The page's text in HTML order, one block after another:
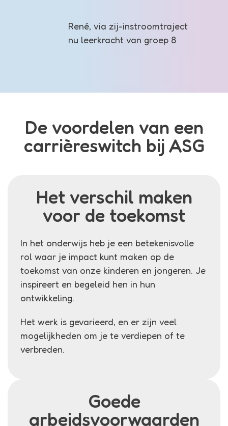
René, via zij-instroomtraject
nu leerkracht van groep 8
De voordelen van een
carrièreswitch bij ASG
Het verschil maken
voor de toekomst
In het onderwijs heb je een betekenisvolle
rol waar je impact kunt maken op de
toekomst van onze kinderen en jongeren. Je
inspireert en begeleid hen in hun
ontwikkeling.
Het werk is gevarieerd, en er zijn veel
mogelijkheden om je te verdiepen of te
verbreden.
Goede
arbeidsvoorwaarden